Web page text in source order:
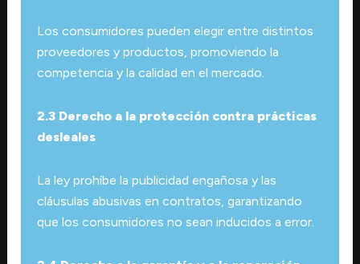
Los consumidores pueden elegir entre distintos
proveedores y productos, promoviendo la
competencia y la calidad en el mercado.
2.3 Derecho a la protección contra prácticas
desleales
La ley prohíbe la publicidad engañosa y las
cláusulas abusivas en contratos, garantizando
que los consumidores no sean inducidos a error.